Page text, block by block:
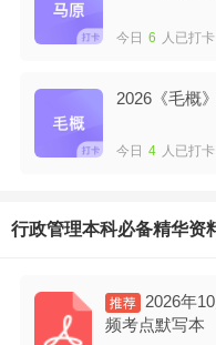
今日 6 人已打卡
2026《毛概
今日 4 人已打卡
行政管理本科必备精华资
2026年
频考点默写本